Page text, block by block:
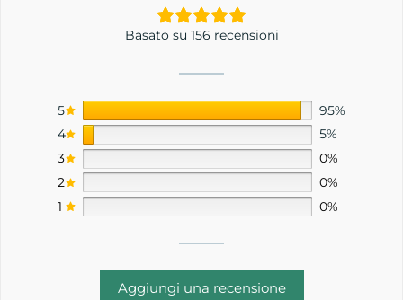
Basato su 156 recensioni
5
95%
4
5%
3
0%
2
0%
1
0%
Aggiungi una recensione